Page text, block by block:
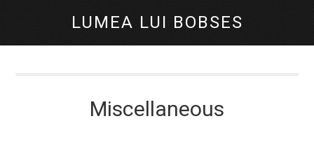
LUMEA LUI BOBSES
Miscellaneous